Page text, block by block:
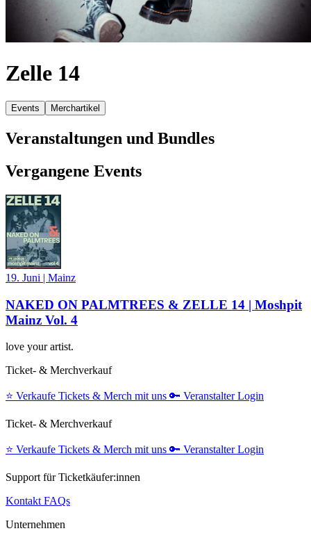
Zelle 14
Events Merchartikel
Veranstaltungen und Bundles
Vergangene Events
19. Juni | Mainz
NAKED ON PALMTREES & ZELLE 14 | Moshpit
Mainz Vol. 4
love your artist.
Ticket- & Merchverkauf
⭐️ Verkaufe Tickets & Merch mit uns 🔑 Veranstalter Login
Ticket- & Merchverkauf
⭐️ Verkaufe Tickets & Merch mit uns 🔑 Veranstalter Login
Support für Ticketkäufer:innen
KontaktFAQs
Unternehmen